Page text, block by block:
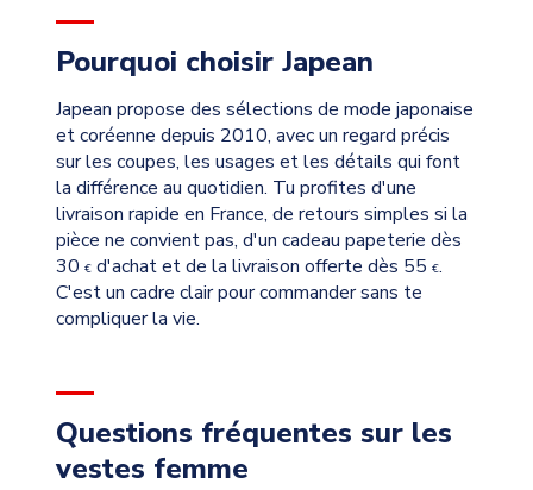
Pourquoi choisir Japean
Japean propose des sélections de mode japonaise
et coréenne depuis 2010, avec un regard précis
sur les coupes, les usages et les détails qui font
la différence au quotidien. Tu profites d'une
livraison rapide en France, de retours simples si la
pièce ne convient pas, d'un cadeau papeterie dès
30 €d'achat et de la livraison offerte dès 55 €.
C'est un cadre clair pour commander sans te
compliquer la vie.
Questions fréquentes sur les
vestes femme